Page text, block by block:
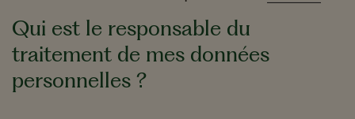
Qui est le responsable du
traitement de mes données
personnelles ?